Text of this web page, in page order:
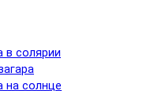
в солярии
на солнце